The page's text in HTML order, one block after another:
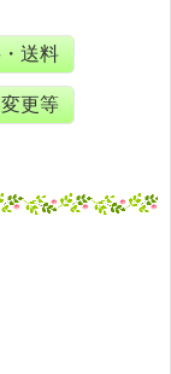
送料
更等